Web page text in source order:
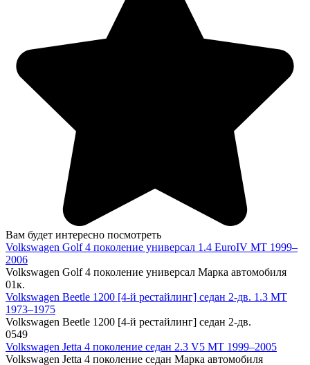
Вам будет интересно посмотреть
Volkswagen Golf 4 поколение универсал 1.4 EuroIV MT 1999–
2006
Volkswagen Golf 4 поколение универсал Марка автомобиля
01к.
Volkswagen Beetle 1200 [4-й рестайлинг] седан 2-дв. 1.3 MT
1973–1975
Volkswagen Beetle 1200 [4-й рестайлинг] седан 2-дв.
0549
Volkswagen Jetta 4 поколение седан 2.3 V5 MT 1999–2005
Volkswagen Jetta 4 поколение седан Марка автомобиля